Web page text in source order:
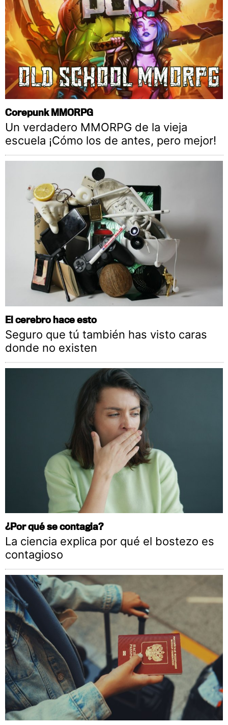
Corepunk MMORPG
Un verdadero MMORPG de la vieja
escuela ¡Cómo los de antes, pero mejor!
El cerebro hace esto
Seguro que tú también has visto caras
donde no existen
¿Por qué se contagia?
La ciencia explica por qué el bostezo es
contagioso